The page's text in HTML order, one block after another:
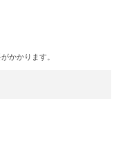
かかります。